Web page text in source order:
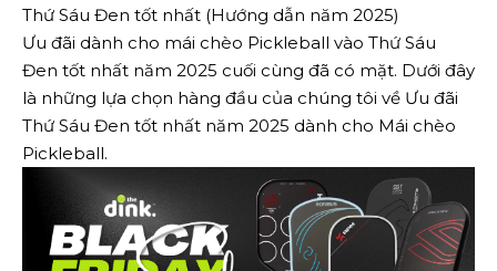
Thứ Sáu Đen tốt nhất (Hướng dẫn năm 2025)
Ưu đãi dành cho mái chèo Pickleball vào Thứ Sáu
Đen tốt nhất năm 2025 cuối cùng đã có mặt. Dưới đây
là những lựa chọn hàng đầu của chúng tôi về Ưu đãi
Thứ Sáu Đen tốt nhất năm 2025 dành cho Mái chèo
Pickleball.